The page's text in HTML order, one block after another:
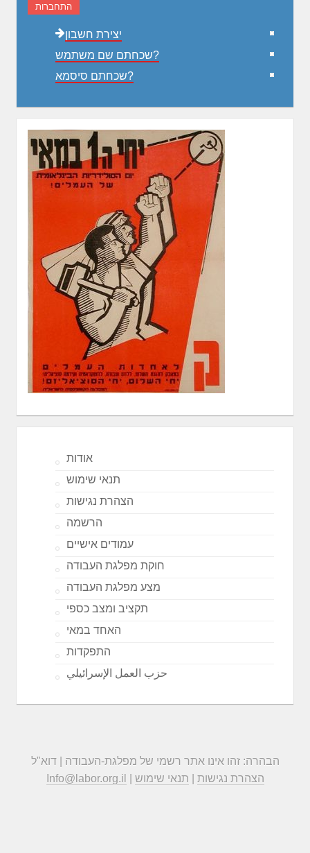
התחברות
יצירת חשבון
שכחתם שם משתמש?
שכחתם סיסמא?
אודות
תנאי שימוש
הצהרת נגישות
הרשמה
עמודים אישיים
חוקת מפלגת העבודה
מצע מפלגת העבודה
תקציב ומצב כספי
האחד במאי
התפקדות
حزب العمل الإسرائيلي
הבהרה: זהו אינו אתר רשמי של מפלגת-העבודה | דוא"ל
Info@labor.org.il
הצהרת נגישות תנאי שימוש